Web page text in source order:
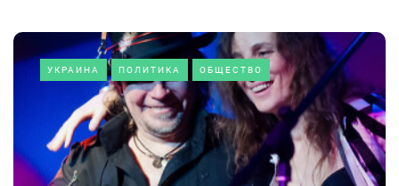
УКРАИНА ПОЛИТИКА ОБЩЕСТВО